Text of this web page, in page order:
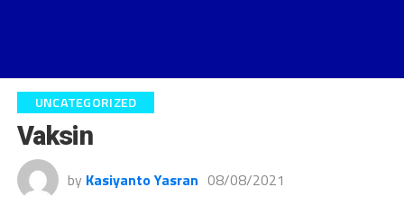
UNCATEGORIZED
Vaksin
by Kasiyanto Yasran 08/08/2021